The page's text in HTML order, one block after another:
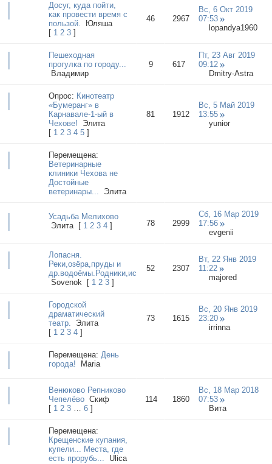
Досуг, куда пойти,
как провести время с
пользой.
Юляша
[ 1 2 3 ]
46 2967
Вс, 6 Окт 2019
07:53
lopandya1960
Пешеходная
прогулка по городу...
Владимиp
9 617
Пт, 23 Авг 2019
09:12
Dmitry-Astra
Опрос: Кинотеатр
«Бумеранг» в
Карнавале-1-ый в
Чехове!
Элита
[ 1 2 3 4 5 ]
81 1912
Вс, 5 Май 2019
13:55
yunior
Перемещена:
Ветеринарные
клиники Чехова не
Достойные
ветеринары...
Элита
Усадьба Мелихово
Элита
[ 1 2 3 4 ] 78 2999
Сб, 16 Мар 2019
17:56
evgenii
Лопасня.
Реки,озёра,пруды и
др.водоёмы.Родники,источники,ключи,ручьи..
Sovenok
[ 1 2 3 ]
52 2307
Вт, 22 Янв 2019
11:22
majored
Городской
драматический
театр.
Элита
[ 1 2 3 4 ]
73 1615
Вс, 20 Янв 2019
23:20
irrinna
Перемещена: День
города!
Mariа
Венюково Репниково
Чепелёво Cкиф
[ 1 2 3 … 6 ]
114 1860
Вс, 18 Мар 2018
07:53
Вита
Перемещена:
Крещенские купания,
купели... Места, где
есть прорубь...
Ulica